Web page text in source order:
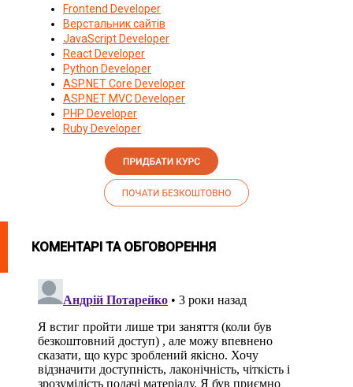
Frontend Developer
Верстальник сайтів
JavaScript Developer
React Developer
Python Developer
ASP.NET Core Developer
ASP.NET MVC Developer
PHP Developer
Ruby Developer
КОМЕНТАРІ ТА ОБГОВОРЕННЯ